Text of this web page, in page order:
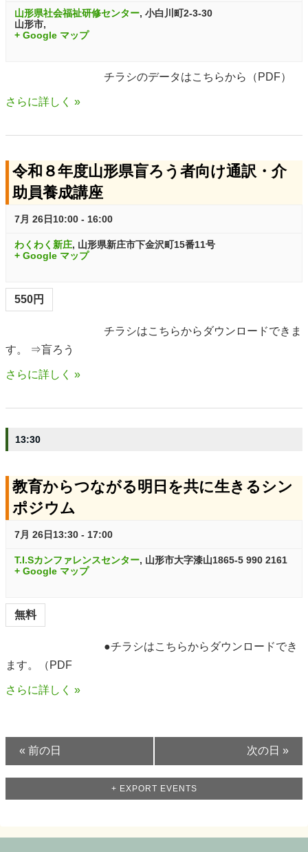
a
r
h
d
V
i
e
s
a
v
i
g
t
i
o
n
w
a
g
a
n
山形県社会福祉研修センター, 小白川町2-3-30
山形市,
+ Google マップ
チラシのデータはこちらから（PDF）
さらに詳しく »
令和８年度山形県盲ろう者向け通訳・介
助員養成講座
7月 26日10:00 - 16:00
わくわく新庄, 山形県新庄市下金沢町15番11号
+ Google マップ
550円
チラシはこちらからダウンロードできま
す。 ⇒盲ろう
さらに詳しく »
13:30
教育からつながる明日を共に生きるシン
ポジウム
7月 26日13:30 - 17:00
T.I.Sカンファレンスセンター, 山形市大字漆山1865-5 990 2161
+ Google マップ
無料
●チラシはこちらからダウンロードでき
ます。（PDF
さらに詳しく »
« 前の日 次の日 »
+ EXPORT EVENTS